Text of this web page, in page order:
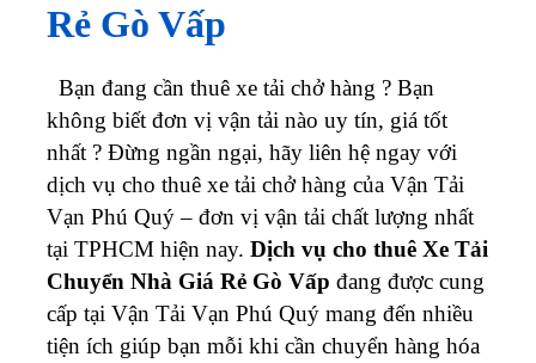
Rẻ Gò Vấp
Bạn đang cần thuê xe tải chở hàng ? Bạn
không biết đơn vị vận tải nào uy tín, giá tốt
nhất ? Đừng ngần ngại, hãy liên hệ ngay với
dịch vụ cho thuê xe tải chở hàng của Vận Tải
Vạn Phú Quý – đơn vị vận tải chất lượng nhất
tại TPHCM hiện nay. Dịch vụ cho thuê Xe Tải
Chuyển Nhà Giá Rẻ Gò Vấp đang được cung
cấp tại Vận Tải Vạn Phú Quý mang đến nhiều
tiện ích giúp bạn mỗi khi cần chuyển hàng hóa